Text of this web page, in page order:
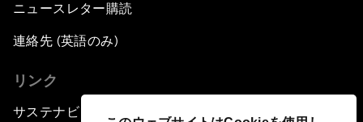
ニュースレター購読
連絡先 (英語のみ)
リンク
サステナビリティへの取り組み